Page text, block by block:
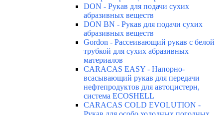
DON - Рукав для подачи сухих
абразивных веществ
DON BN - Рукав для подачи сухих
абразивных веществ
Gordon - Рассеивающий рукав с белой
трубкой для сухих абразивных
материалов
CARACAS EASY - Напорно-
всасывающий рукав для передачи
нефтепродуктов для автоцистерн,
система ECOSHELL
CARACAS COLD EVOLUTION -